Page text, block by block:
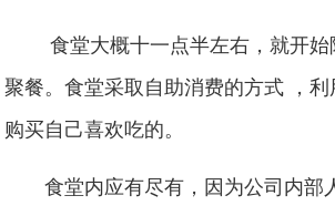
食堂大概十一点半左右，就开始
聚餐。食堂采取自助消费的方式 ，
购买自己喜欢吃的。
食堂内应有尽有，因为公司内部